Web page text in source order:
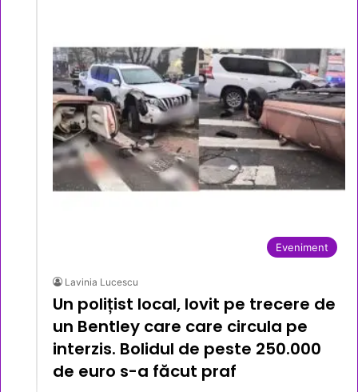
Eveniment
Lavinia Lucescu
Un polițist local, lovit pe trecere de
un Bentley care care circula pe
interzis. Bolidul de peste 250.000
de euro s-a făcut praf